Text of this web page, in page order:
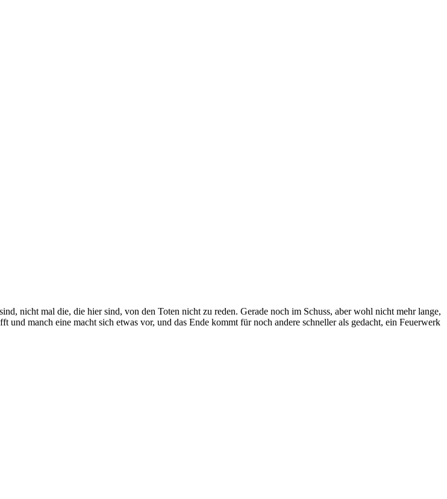
nicht mal die, die hier sind, von den Toten nicht zu reden. Gerade noch im Schuss, aber wohl nicht mehr lange,
manch eine macht sich etwas vor, und das Ende kommt für noch andere schneller als gedacht, ein Feuerwerk